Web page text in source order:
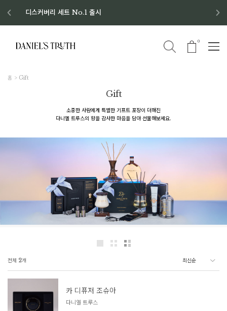
디스커버리 세트 No.1 출시
8월 이벤트 혜택
8월 증정품
신규회원 가입 혜택
0
홈 Gift
Gift
소중한 사람에게 특별한 기프트 포장이 더해진
다니엘 트루스의 향을 감사한 마음을 담아 선물해보세요.
전체 2개
카 디퓨저 조슈아
다니엘 트루스